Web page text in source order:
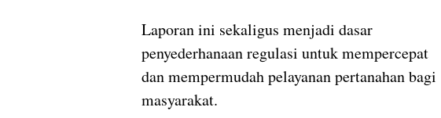
Laporan ini sekaligus menjadi dasar
penyederhanaan regulasi untuk mempercepat
dan mempermudah pelayanan pertanahan bagi
masyarakat.